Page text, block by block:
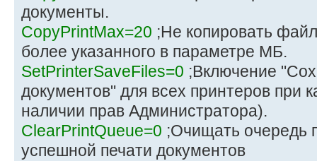
документы.
CopyPrintMax=20 ;Не копировать
более указанного в параметре МБ.
SetPrinterSaveFiles=0 ;Включение
документов" для всех принтеров при
наличии прав Администратора).
ClearPrintQueue=0 ;Очищать очередь
успешной печати документов